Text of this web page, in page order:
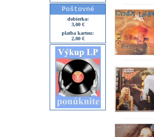
Poštovné
dobierka:
3,00 €
platba kartou:
2,00 €